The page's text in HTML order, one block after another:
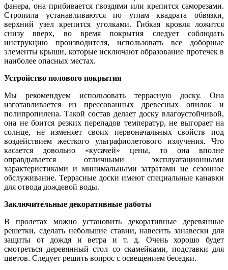
фанера, она прибивается гвоздями или крепится саморезами.
Стропила устанавливаются по углам квадрата обвязки,
верхний узел крепится уголками. Гибкая кровля ложится
снизу вверх, во время покрытия следует соблюдать
инструкцию производителя, использовать все доборные
элементы крыши, которые исключают образование протечек в
наиболее опасных местах.
Устройство полового покрытия
Мы рекомендуем использовать террасную доску. Она
изготавливается из прессованных древесных опилок и
полипропилена. Такой состав делает доску влагоустойчивой,
она не боится резких перепадов температур, не выгорает на
солнце, не изменяет своих первоначальных свойств под
воздействием жесткого ультрафиолетового излучения. Что
касается довольно «кусачей» цены, то она вполне
оправдывается отличными эксплуатационными
характеристиками и минимальными затратами не сезонное
обслуживание. Террасные доски имеют специальные канавки
для отвода дождевой воды.
Заключительные декоративные работы
В пролетах можно установить декоративные деревянные
решетки, сделать небольшие ставни, навесить занавески для
защиты от дождя и ветра и т. д. Очень хорошо будет
смотреться деревянный стол со скамейками, подставки для
цветов. Следует решить вопрос с освещением беседки.